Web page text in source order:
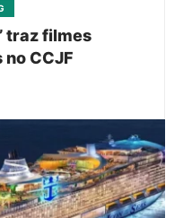
traz filmes
CCJF